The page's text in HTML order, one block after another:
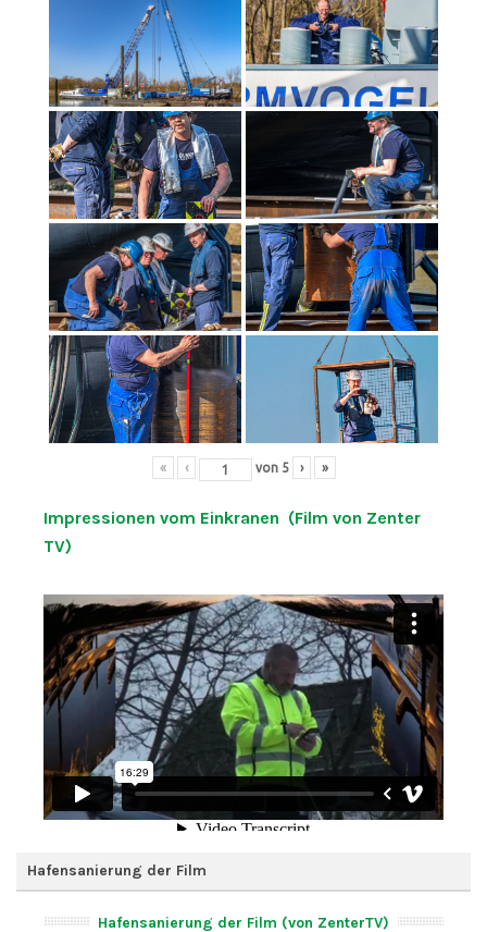
« ‹ von 5 › »
Impressionen vom Einkranen (Film von Zenter
TV)
Hafensanierung der Film
Hafensanierung der Film (von ZenterTV)